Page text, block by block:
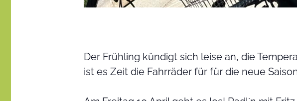
Der Frühling kündigt sich leise an, die
ist es Zeit die Fahrräder für für die neue